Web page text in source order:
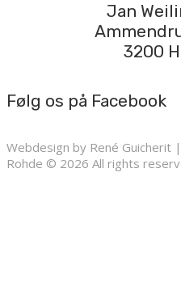
Jan
3200
Følg os på Facebook
Webdesign by René Guicherit
Rohde © 2026 All rights